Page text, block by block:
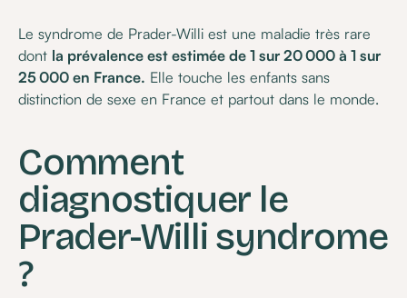
Le syndrome de Prader-Willi est une maladie très rare
dont la prévalence est estimée de 1 sur 20 000 à 1 sur
25 000 en France. Elle touche les enfants sans
distinction de sexe en France et partout dans le monde.
Comment
diagnostiquer le
Prader-Willi syndrome
?